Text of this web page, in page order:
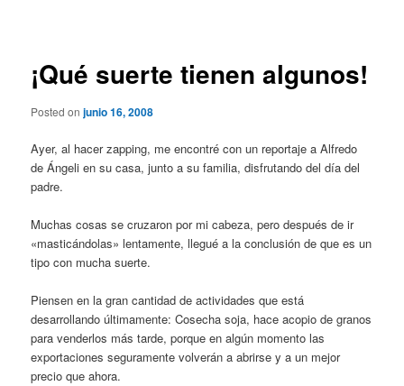
¡Qué suerte tienen algunos!
Posted onjunio 16, 2008
Ayer, al hacer zapping, me encontré con un reportaje a Alfredo
de Ángeli en su casa, junto a su familia, disfrutando del día del
padre.
Muchas cosas se cruzaron por mi cabeza, pero después de ir
«masticándolas» lentamente, llegué a la conclusión de que es un
tipo con mucha suerte.
Piensen en la gran cantidad de actividades que está
desarrollando últimamente: Cosecha soja, hace acopio de granos
para venderlos más tarde, porque en algún momento las
exportaciones seguramente volverán a abrirse y a un mejor
precio que ahora.